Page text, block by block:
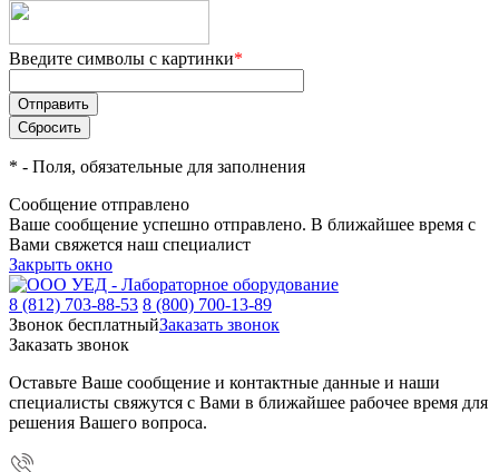
Введите символы с картинки*
* - Поля, обязательные для заполнения
Сообщение отправлено
Ваше сообщение успешно отправлено. В ближайшее время с
Вами свяжется наш специалист
Закрыть окно
8 (812) 703-88-53 8 (800) 700-13-89
Звонок бесплатныйЗаказать звонок
Заказать звонок
Оставьте Ваше сообщение и контактные данные и наши
специалисты свяжутся с Вами в ближайшее рабочее время для
решения Вашего вопроса.